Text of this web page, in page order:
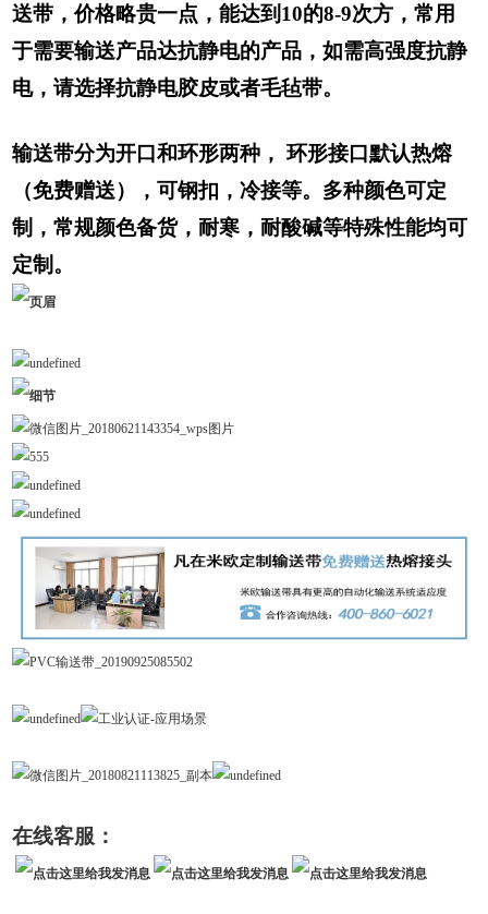
送带，价格略贵一点，能达到10的8-9次方，常用
于需要输送产品达抗静电的产品，如需高强度抗静
电，请选择抗静电胶皮或者毛毡带。
输送带分为开口和环形两种， 环形接口默认热熔
（免费赠送），可钢扣，冷接等。多种颜色可定
制，常规颜色备货，耐寒，耐酸碱等特殊性能均可
定制。
在线客服：